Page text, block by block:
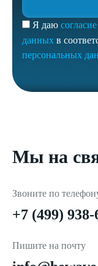
Я даю
данных в
персональных
Мы на
Звоните по
+7 (499) 938-
Пишите на почту